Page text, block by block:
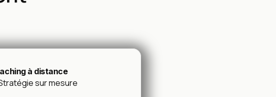
à distance
sur mesure